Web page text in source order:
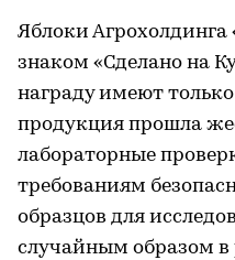
Яблоки
знаком «Сделано на
награду имеют
продукция прошла
лабораторные
требованиям
образцов для
случайным образом